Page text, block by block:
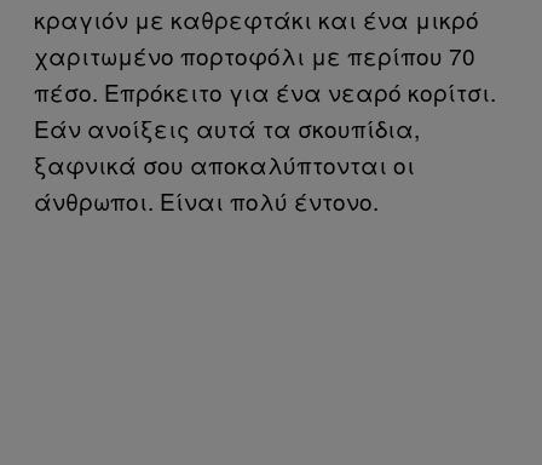
κραγιόν με καθρεφτάκι και ένα μικρό
χαριτωμένο πορτοφόλι με περίπου 70
πέσο. Επρόκειτο για ένα νεαρό κορίτσι.
Εάν ανοίξεις αυτά τα σκουπίδια,
ξαφνικά σου αποκαλύπτονται οι
άνθρωποι. Είναι πολύ έντονο.